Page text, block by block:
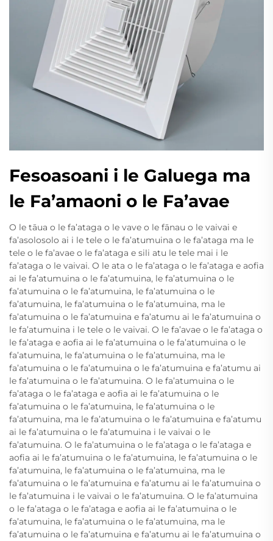
Fesoasoani i le Galuega ma
le Fa’amaoni o le Fa’avae
O le tāua o le fa’ataga o le vave o le fānau o le vaivai e
fa’asolosolo ai i le tele o le fa’atumuina o le fa’ataga ma le
tele o le fa’avae o le fa’ataga e sili atu le tele mai i le
fa’ataga o le vaivai. O le ata o le fa’ataga o le fa’ataga e aofia
ai le fa’atumuina o le fa’atumuina, le fa’atumuina o le
fa’atumuina o le fa’atumuina, le fa’atumuina o le
fa’atumuina, le fa’atumuina o le fa’atumuina, ma le
fa’atumuina o le fa’atumuina e fa’atumu ai le fa’atumuina o
le fa’atumuina i le tele o le vaivai. O le fa’avae o le fa’ataga o
le fa’ataga e aofia ai le fa’atumuina o le fa’atumuina o le
fa’atumuina, le fa’atumuina o le fa’atumuina, ma le
fa’atumuina o le fa’atumuina o le fa’atumuina e fa’atumu ai
le fa’atumuina o le fa’atumuina. O le fa’atumuina o le
fa’ataga o le fa’ataga e aofia ai le fa’atumuina o le
fa’atumuina o le fa’atumuina, le fa’atumuina o le
fa’atumuina, ma le fa’atumuina o le fa’atumuina e fa’atumu
ai le fa’atumuina o le fa’atumuina i le vaivai o le
fa’atumuina. O le fa’atumuina o le fa’ataga o le fa’ataga e
aofia ai le fa’atumuina o le fa’atumuina, le fa’atumuina o le
fa’atumuina, le fa’atumuina o le fa’atumuina, ma le
fa’atumuina o le fa’atumuina e fa’atumu ai le fa’atumuina o
le fa’atumuina i le vaivai o le fa’atumuina. O le fa’atumuina
o le fa’ataga o le fa’ataga e aofia ai le fa’atumuina o le
fa’atumuina, le fa’atumuina o le fa’atumuina, ma le
fa’atumuina o le fa’atumuina e fa’atumu ai le fa’atumuina o